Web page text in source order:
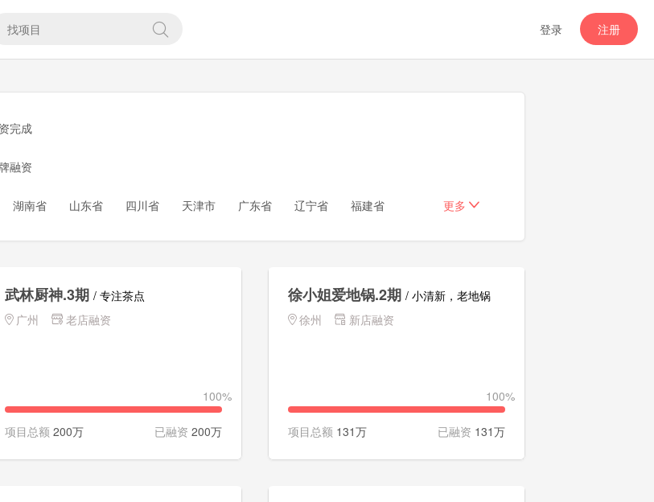
登录 注册
完成
融资
湖南省 山东省 四川省 天津市 广东省 辽宁省
福建省
更多
武林厨神.3期 / 专注茶点
广州
老店融资
100%
项目总额 200万 已融资 200万
徐小姐爱地锅.2期 / 小清新，老地锅
徐州
新店融资
100%
项目总额 131万 已融资 131万